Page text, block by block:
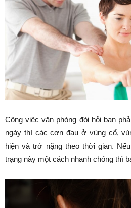
Công việc văn phòng đòi hỏi bạn
ngày thì các cơn đau ở vùng cổ,
hiện và trở nặng theo thời gian.
trạng này một cách nhanh chóng thì